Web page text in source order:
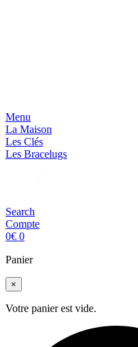
Menu
La Maison
Les Clés
Les Bracelugs
Search
Compte
0€ 0
Panier
×
Votre panier est vide.